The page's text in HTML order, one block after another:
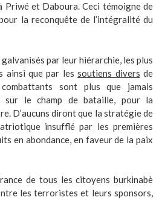
Priwé et Daboura. Ceci témoigne de
la reconquête de l’intégralité du
par leur hiérarchie, les plus
ainsi que par lessoutiens divers de
sont plus que jamais
sur le champ de bataille, pour la
D’aucuns diront que la stratégie de
insufflé par les premières
en abondance, en faveur de la paix
de tous les citoyens burkinabè
les terroristes et leurs sponsors,